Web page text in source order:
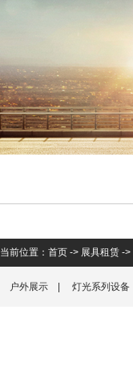
当前位置： 首页 -> 展具租赁 ->
户外展示 灯光系列设备